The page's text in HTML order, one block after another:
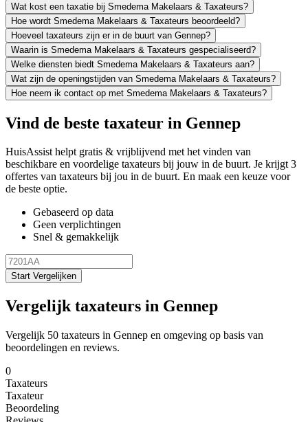
Wat kost een taxatie bij Smedema Makelaars & Taxateurs?
Hoe wordt Smedema Makelaars & Taxateurs beoordeeld?
Hoeveel taxateurs zijn er in de buurt van Gennep?
Waarin is Smedema Makelaars & Taxateurs gespecialiseerd?
Welke diensten biedt Smedema Makelaars & Taxateurs aan?
Wat zijn de openingstijden van Smedema Makelaars & Taxateurs?
Hoe neem ik contact op met Smedema Makelaars & Taxateurs?
Vind de beste taxateur in Gennep
HuisAssist helpt gratis & vrijblijvend met het vinden van
beschikbare en voordelige taxateurs bij jouw in de buurt. Je krijgt 3
offertes van taxateurs bij jou in de buurt. En maak een keuze voor
de beste optie.
Gebaseerd op data
Geen verplichtingen
Snel & gemakkelijk
Start Vergelijken
Vergelijk taxateurs in Gennep
Vergelijk 50 taxateurs in Gennep en omgeving op basis van
beoordelingen en reviews.
0
Taxateurs
Taxateur
Beoordeling